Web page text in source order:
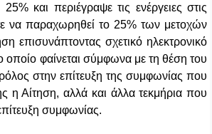
και περιέγραψε τις ενέργειες στις
να παραχωρηθεί το 25% των μετοχών
επισυνάπτοντας σχετικό ηλεκτρονικό
οποίο φαίνεται σύμφωνα με τη θέση του
στην επίτευξη της συμφωνίας που
η Αίτηση, αλλά και άλλα τεκμήρια που
συμφωνίας.